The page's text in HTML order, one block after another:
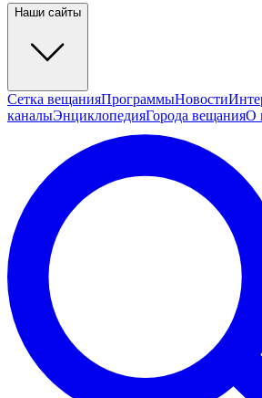
Наши сайты
Сетка вещанияПрограммыНовости
каналыЭнциклопедияГорода вещанияО